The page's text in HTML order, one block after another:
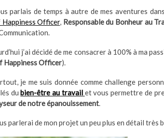
parlais de temps à autre de mes aventures
Happiness Officer, Responsable du Bonheur au
j’ai décidé de me consacrer à 100% à ma
Happiness Officer).
je me suis donnée comme challenge
dubien-être au travail et vous permettre de
de notre épanouissement
parlerai de mon projet un peu plus en détail très